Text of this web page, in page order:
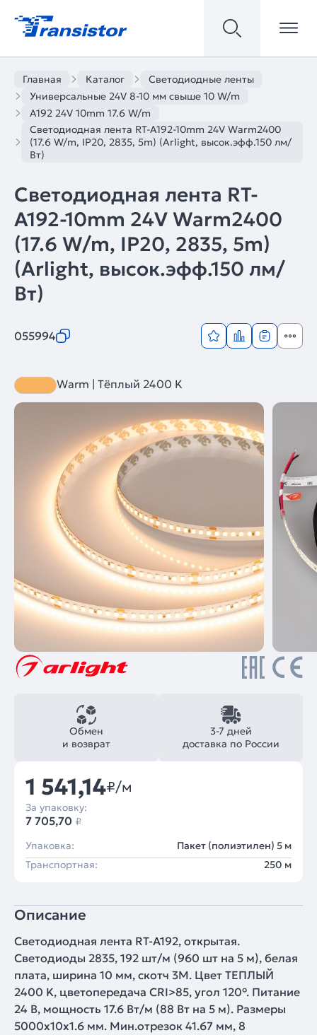
Главная Каталог
Светодиодные ленты
Универсальные 24V 8-10 мм свыше 10 W/m
A192 24V 10mm 17.6 W/m
Светодиодная лента RT-A192-10mm 24V Warm2400
(17.6 W/m, IP20, 2835, 5m) (Arlight, высок.эфф.150 лм/
Вт)
Светодиодная лента RT-
A192-10mm 24V Warm2400
(17.6 W/m, IP20, 2835, 5m)
(Arlight, высок.эфф.150 лм/
Вт)
055994
Warm | Тёплый 2400 K
3-7 дней
доставка по России
Обмен
и возврат
1 541,14₽/м
За упаковку:
7 705,70 ₽
Упаковка:
Пакет (полиэтилен) 5 м
Транспортная:
250 м
Описание
Светодиодная лента RT-A192, открытая.
Светодиоды 2835, 192 шт/м (960 шт на 5 м), белая
плата, ширина 10 мм, скотч 3M. Цвет ТЕПЛЫЙ
2400 K, цветопередача CRI>85, угол 120°. Питание
24 В, мощность 17.6 Вт/м (88 Вт на 5 м). Размеры
5000x10x1.6 мм. Мин.отрезок 41.67 мм, 8